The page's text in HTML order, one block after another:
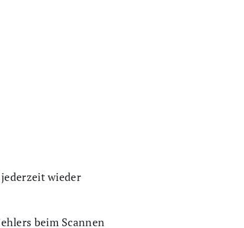
wieder
beim Scannen